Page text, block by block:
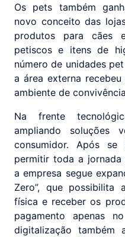
Os pets também
novo conceito das
produtos para cães
petiscos e itens de
número de unidades
a área externa
ambiente de
Na frente
ampliando soluções
consumidor. Após
permitir toda a
a empresa segue
Zero”, que possibilita
física e receber os
pagamento apenas
digitalização também